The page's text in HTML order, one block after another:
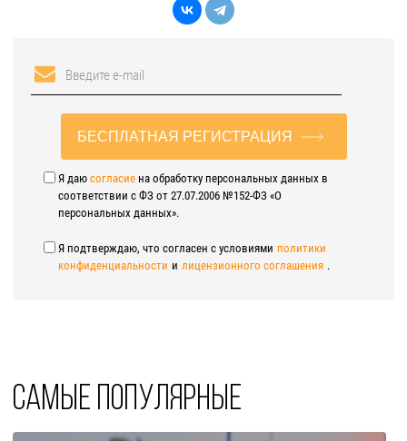
БЕСПЛАТНАЯ РЕГИСТРАЦИЯ
Я даю согласие на обработку персональных данных в
соответствии с ФЗ от 27.07.2006 №152-ФЗ «О
персональных данных».
Я подтверждаю, что согласен с условиями политики
конфиденциальности и лицензионного соглашения .
Самые популярные